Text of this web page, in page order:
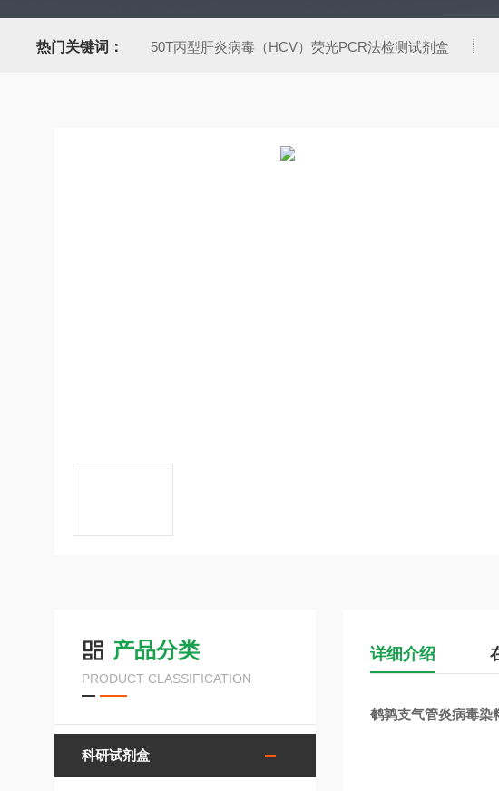
热门关键词： 50T丙型肝炎病毒（HCV）荧光PCR法检测试剂盒
产品分类
PRODUCT CLASSIFICATION
科研试剂盒
详细介绍
鹌鹑支气管炎病毒染